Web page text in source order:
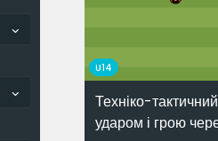
U14
Техніко-
ударом і грою